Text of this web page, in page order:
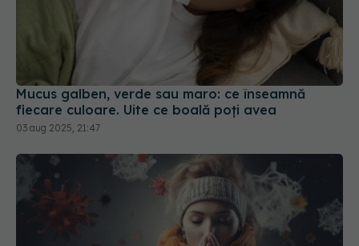
Mucus galben, verde sau maro: ce înseamnă
fiecare culoare. Uite ce boală poți avea
03 aug 2025, 21:47